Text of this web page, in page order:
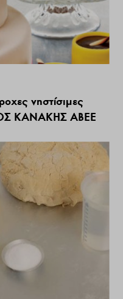
νηστίσιμες
ΚΑΝΑΚΗΣ ΑΒΕΕ